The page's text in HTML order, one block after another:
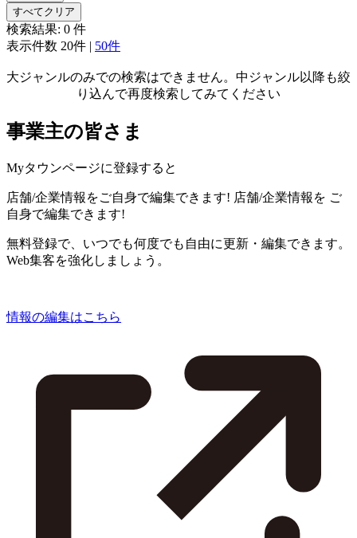
すべてクリア
検索結果: 0 件
表示件数 20件 | 50件
大ジャンルのみでの検索はできません。中ジャンル以降も絞
り込んで再度検索してみてください
事業主の皆さま
Myタウンページに登録すると
店舗/企業情報をご自身で編集できます! 店舗/企業情報を ご
自身で編集できます!
無料登録で、いつでも何度でも自由に更新・編集できます。
Web集客を強化しましょう。
情報の編集はこちら